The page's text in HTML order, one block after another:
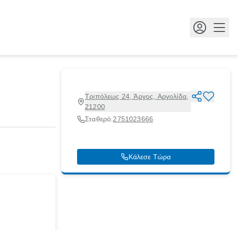
Τριπόλεως 24, Άργος, Αργολίδα,
21200
Σταθερό:2751023666
Κάλεσε Τώρα